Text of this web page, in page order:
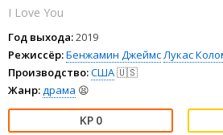
I Love You
Год выхода:2019
Режиссёр:Бенжамин ДжеймсЛукас
Производство:США🇺🇸
Жанр:драма 😫
0